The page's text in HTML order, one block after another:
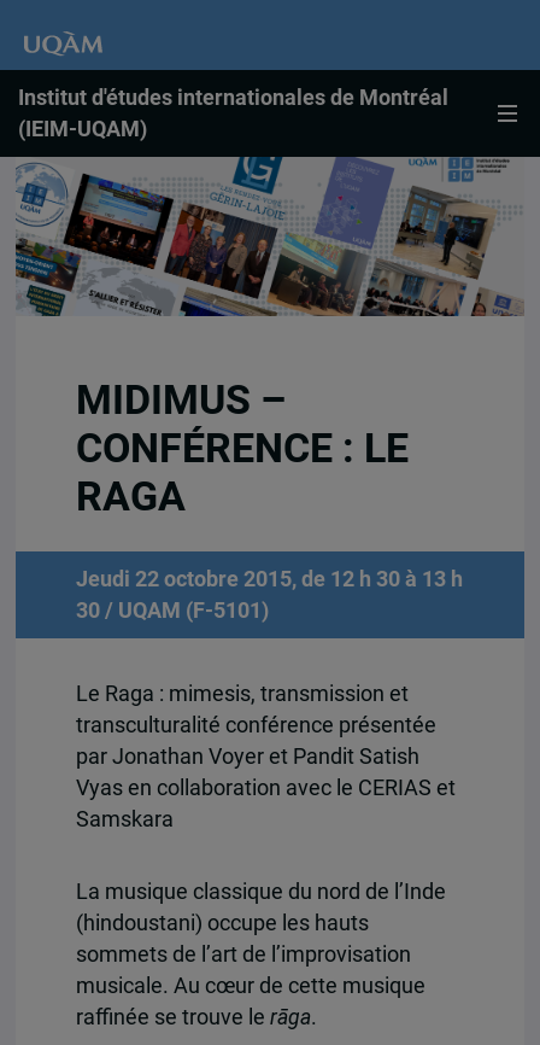
Institut d'études internationales de Montréal
(IEIM-UQAM)
MIDIMUS –
CONFÉRENCE : LE
RAGA
Jeudi 22 octobre 2015, de 12 h 30 à 13 h
30 / UQAM (F-5101)
Le Raga : mimesis, transmission et
transculturalité conférence présentée
par Jonathan Voyer et Pandit Satish
Vyas en collaboration avec le CERIAS et
Samskara
La musique classique du nord de l’Inde
(hindoustani) occupe les hauts
sommets de l’art de l’improvisation
musicale. Au cœur de cette musique
raffinée se trouve le rāga.